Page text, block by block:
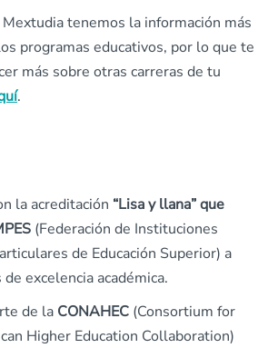
tenemos la información más
programas educativos, por lo que te
más sobre otras carreras de tu
.
la acreditación “Lisa y llana” que
(Federación de Instituciones
de Educación Superior) a
excelencia académica.
de la CONAHEC (Consortium for
Higher Education Collaboration)